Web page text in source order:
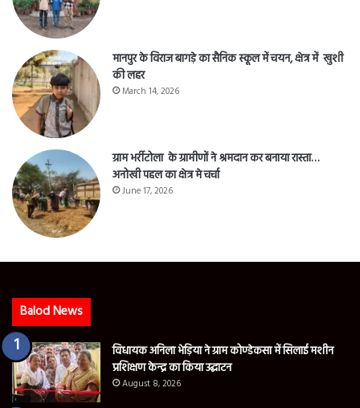
मानपुर के विराज बागड़े का सैनिक स्कूल में चयन, क्षेत्र में खुशी
की लहर
March 14, 2026
ग्राम भर्रीटोला के ग्रामीणों ने श्रमदान कर बनाया रास्ता…
अनोखी पहल का क्षेत्र मे चर्चा
June 17, 2026
Balod News
विधायक अनिला भेड़िया ने ग्राम कोण्डेकसा में सिलाई मशीन
प्रशिक्षण केन्द्र का किया उद्घाटन
August 8, 2026